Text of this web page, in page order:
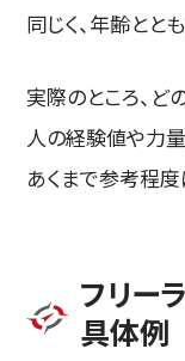
同じく、年齢とと
実際のところ、ど
人の経験値や力量
あくまで参考程度
フリー
具体例